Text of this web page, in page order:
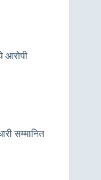
आरोपी
सम्मानित